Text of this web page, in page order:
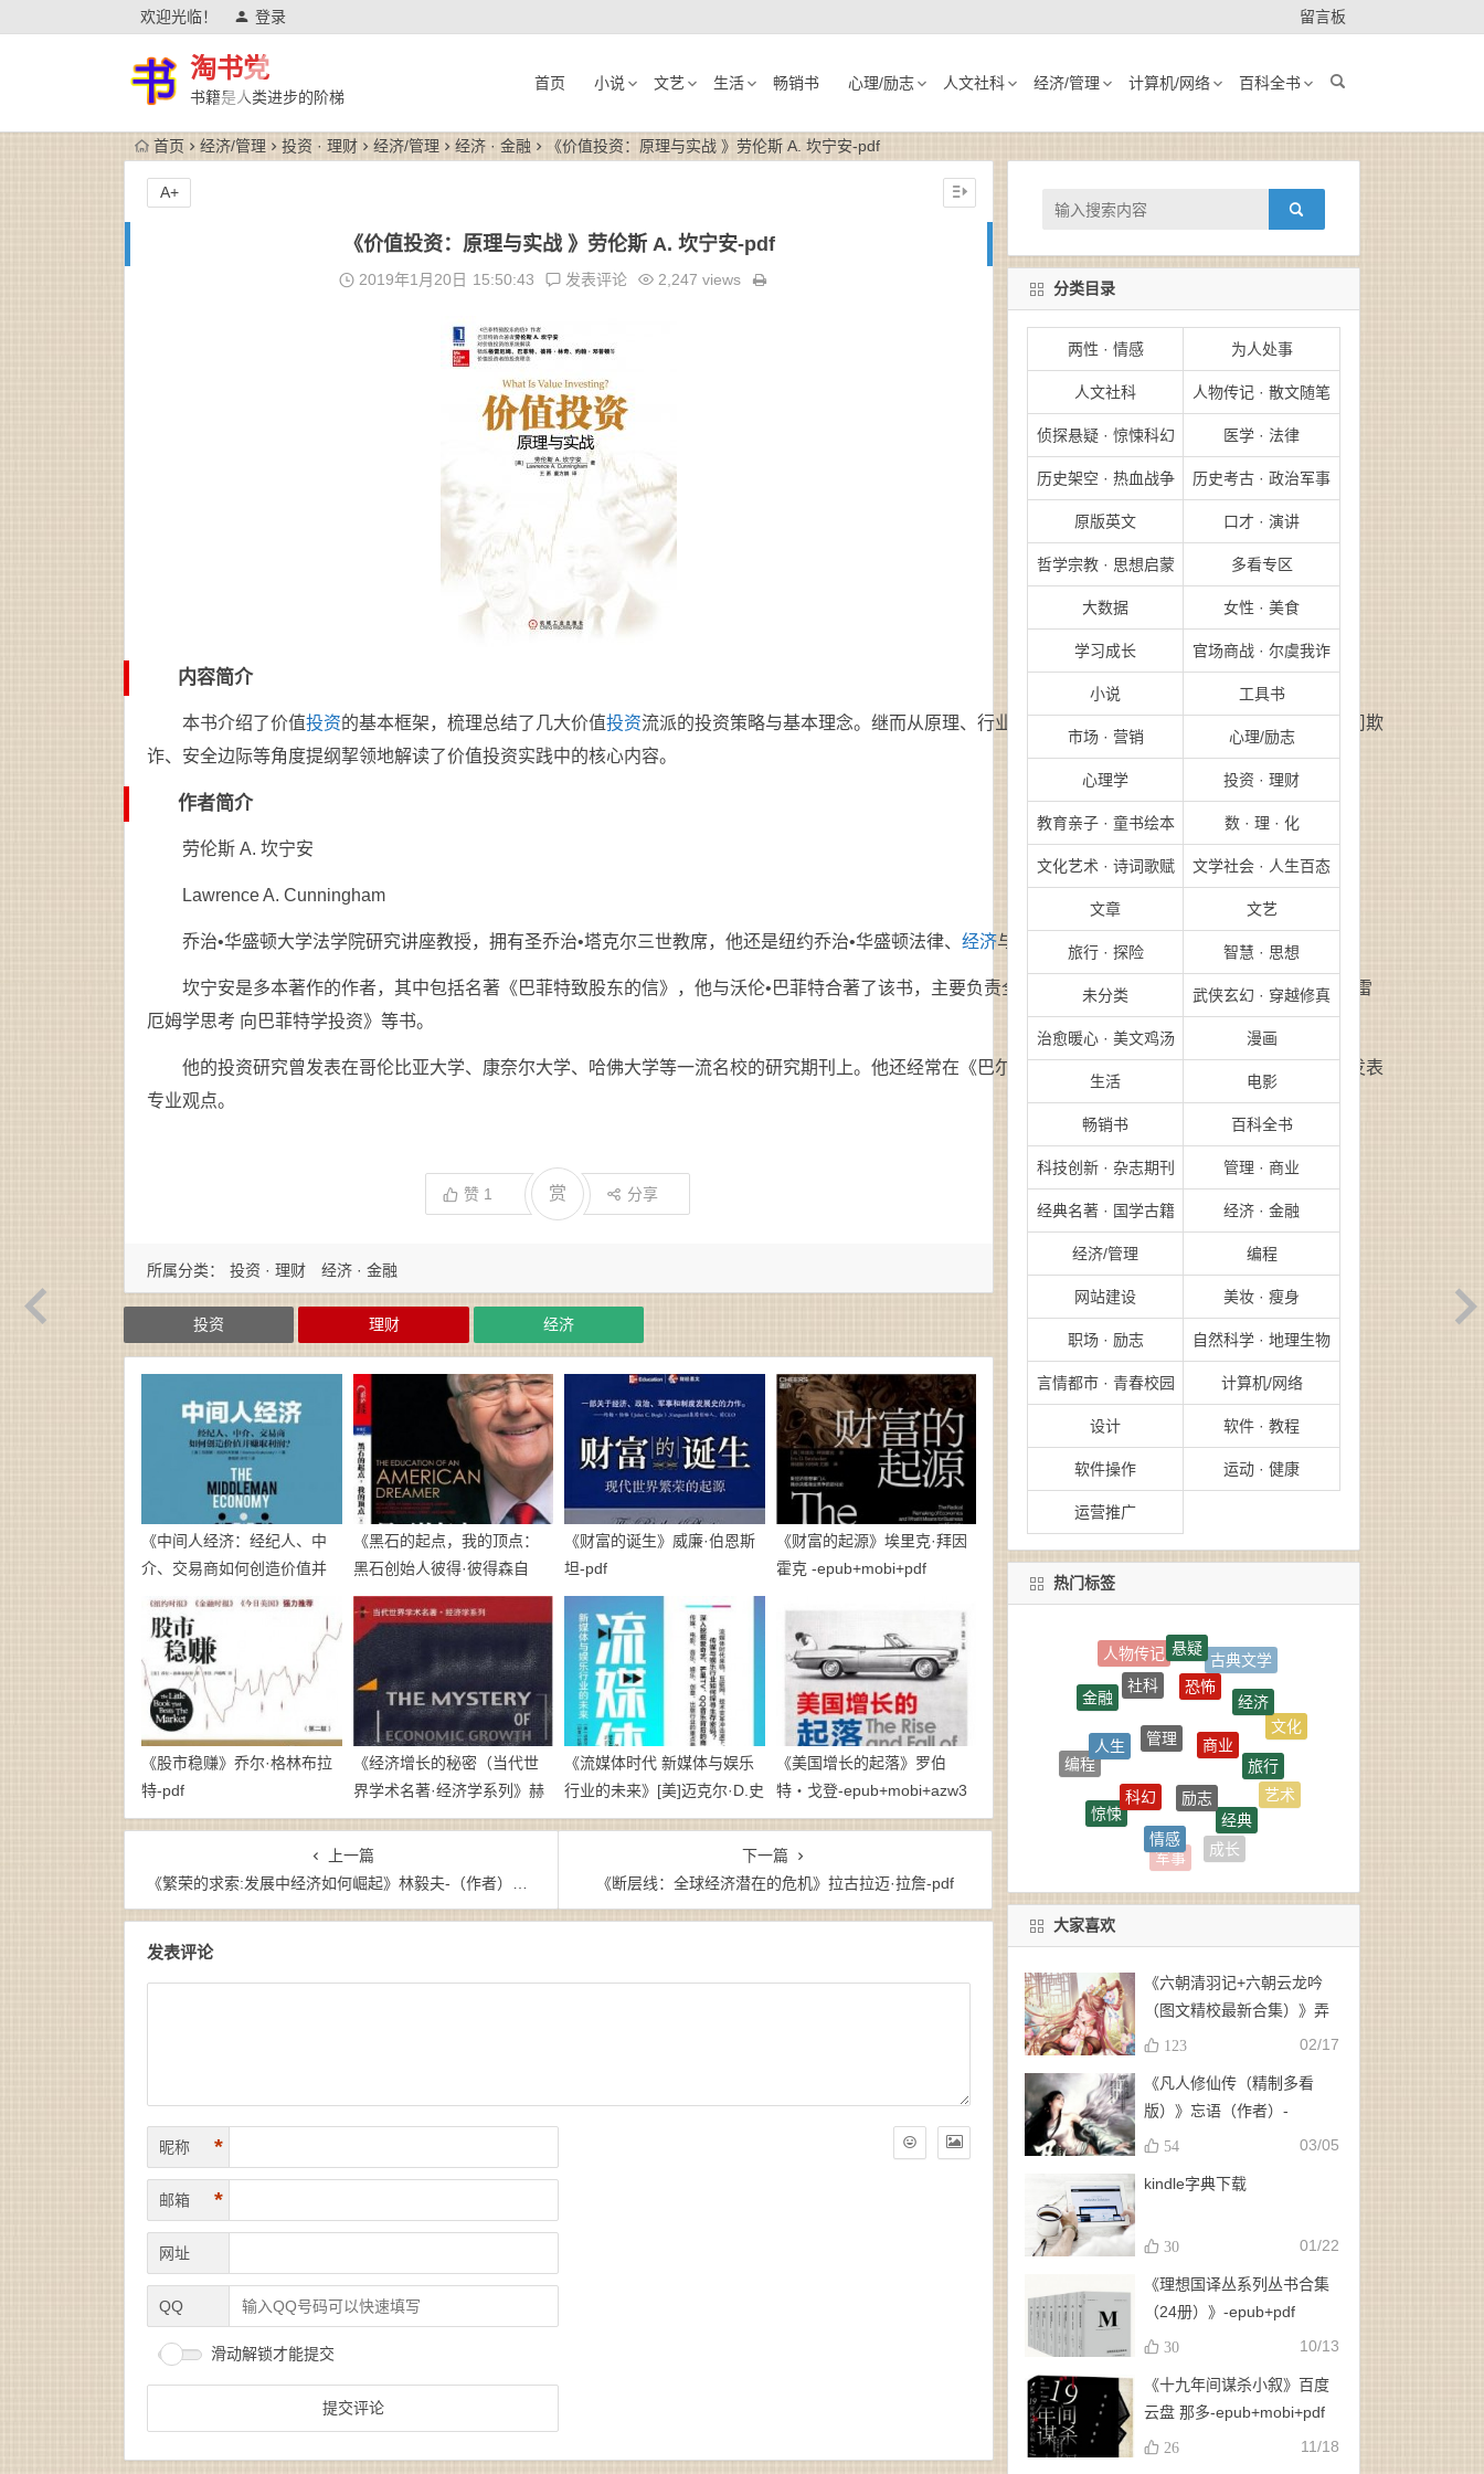
欢迎光临！ 登录 留言板
淘书党
书籍是人类进步的阶梯
首页 小说 文艺 生活 畅销书 心理/励志 人文社科 经济/管理 计算机/网络 百科全书
首页 经济/管理 投资 · 理财 经济/管理 经济 · 金融 《价值投资：原理与实战 》劳伦斯 A. 坎宁安-pdf
《价值投资：原理与实战 》劳伦斯 A. 坎宁安-pdf
2019年1月20日 15:50:43 发表评论 2,247 views
内容简介
本书介绍了价值投资的基本框架，梳理总结了几大价值投资流派的投资策略与基本理念。继而从原理、行业、财务分析方法、价值度量、市场价格、公司欺
诈、安全边际等角度提纲挈领地解读了价值投资实践中的核心内容。
作者简介
劳伦斯 A. 坎宁安
Lawrence A. Cunningham
乔治•华盛顿大学法学院研究讲座教授，拥有圣乔治•塔克尔三世教席，他还是纽约乔治•华盛顿法律、 经济与金融研究中心主任。
坎宁安是多本著作的作者，其中包括名著《巴菲特致股东的信》，他与沃伦•巴菲特合著了该书，主要负责全书的主题设置与内容整理。他还著有《向格雷
厄姆学思考 向巴菲特学投资》等书。
他的投资研究曾发表在哥伦比亚大学、康奈尔大学、哈佛大学等一流名校的研究期刊上。他还经常在《巴尔的摩太阳报》《金融时报》《纽约时报》上发表
专业观点。
赞 1 赏 分享
A+
所属分类： 投资 · 理财 经济 · 金融
投资 理财 经济
《中间人经济：经纪人、中
介、交易商如何创造价值并
赚取利润》[美]玛丽娜·克拉科
夫斯基-epub+mobi+azw3
《黑石的起点，我的顶点：
黑石创始人彼得·彼得森自
传》彼得•彼得森-
epub+mobi+pdf
《财富的诞生》威廉·伯恩斯
坦-pdf
《财富的起源》埃里克·拜因
霍克 -epub+mobi+pdf
《股市稳赚》乔尔·格林布拉
特-pdf
《经济增长的秘密（当代世
界学术名著·经济学系列》赫
尔普曼-pdf
《流媒体时代 新媒体与娱乐
行业的未来》[美]迈克尔·D.史
密斯-epub+mobi+azw3
《美国增长的起落》罗伯
特・戈登-epub+mobi+azw3
上一篇
《繁荣的求索:发展中经济如何崛起》林毅夫-（作者）epub+mobi
下一篇
《断层线：全球经济潜在的危机》拉古拉迈·拉詹-pdf
发表评论
昵称 *
邮箱 *
网址
QQ
滑动解锁才能提交
分类目录
两性 · 情感 为人处事
人文社科 人物传记 · 散文随笔
侦探悬疑 · 惊悚科幻 医学 · 法律
历史架空 · 热血战争 历史考古 · 政治军事
原版英文 口才 · 演讲
哲学宗教 · 思想启蒙 多看专区
大数据 女性 · 美食
学习成长 官场商战 · 尔虞我诈
小说 工具书
市场 · 营销 心理/励志
心理学 投资 · 理财
教育亲子 · 童书绘本 数 · 理 · 化
文化艺术 · 诗词歌赋 文学社会 · 人生百态
文章 文艺
旅行 · 探险 智慧 · 思想
未分类 武侠玄幻 · 穿越修真
治愈暖心 · 美文鸡汤 漫画
生活 电影
畅销书 百科全书
科技创新 · 杂志期刊 管理 · 商业
经典名著 · 国学古籍 经济 · 金融
经济/管理 编程
网站建设 美妆 · 瘦身
职场 · 励志 自然科学 · 地理生物
言情都市 · 青春校园 计算机/网络
设计 软件 · 教程
软件操作 运动 · 健康
运营推广
热门标签
悬疑
古典文学
金融
社科
恐怖
文化
编程
管理
商业
旅行
艺术
心理学
历史
科幻
励志
成长
军事
情感
大家喜欢
《六朝清羽记+六朝云龙吟
（图文精校最新合集）》弄
玉、龙璇（作者）-
123 02/17
《凡人修仙传（精制多看
版）》忘语（作者）-
epub+mobi
54 03/05
kindle字典下载
30 01/22
《理想国译丛系列丛书合集
（24册）》-epub+pdf
30 10/13
《十九年间谋杀小叙》百度
云盘 那多-epub+mobi+pdf
26 11/18